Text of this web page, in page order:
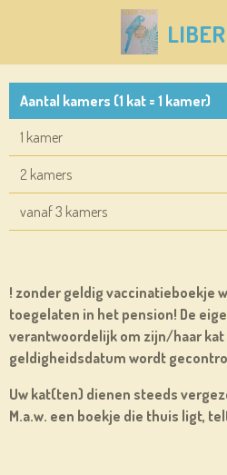
naar
de
hoofdinhoud
LIBER
Aantal kamers (1 kat = 1 kamer)
1 kamer
2 kamers
vanaf 3 kamers
! zonder geldig vaccinatieboekje
toegelaten in het pension! De
verantwoordelijk om zijn/haar kat
geldigheidsdatum wordt
Uw kat(ten) dienen steeds
M.a.w. een boekje die thuis ligt,